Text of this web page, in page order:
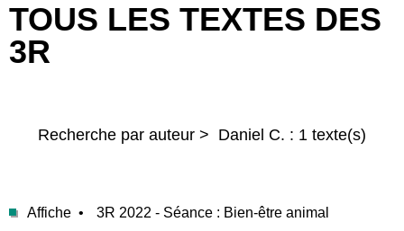
TOUS LES TEXTES DES
3R
Recherche par auteur > Daniel C. : 1 texte(s)
Affiche • 3R 2022 - Séance : Bien-être animal